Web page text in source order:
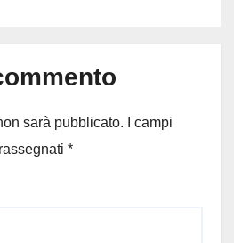
sarà pubblicato.
I campi
*